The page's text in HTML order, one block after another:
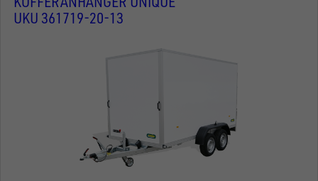
UKU 361719-20-13